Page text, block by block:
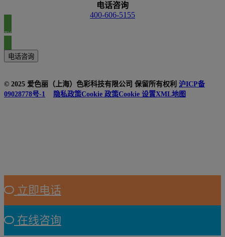
电话咨询
400-606-5155
联系我们
电话咨询
© 2025 爱色丽（上海）色彩科技有限公司 保留所有权利 沪ICP备
09028778号-1
隐私政策Cookie 政策Cookie 设置XML地图
立即电话
在线咨询